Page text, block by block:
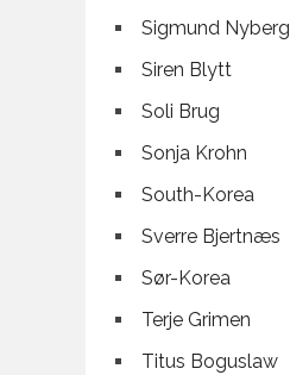
Sigmund Nyberg
Siren Blytt
Soli Brug
Sonja Krohn
South-Korea
Sverre Bjertnæs
Sør-Korea
Terje Grimen
Titus Boguslaw